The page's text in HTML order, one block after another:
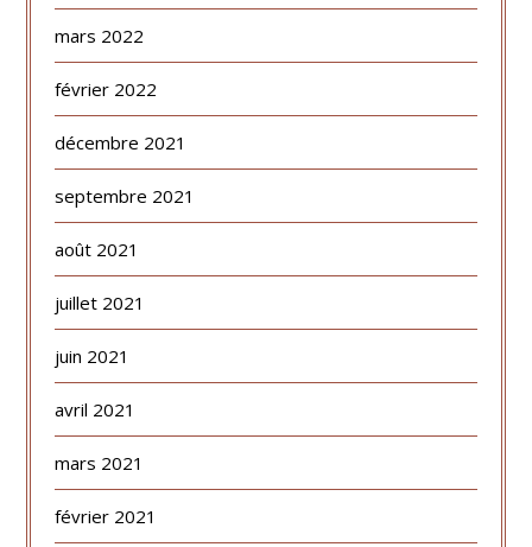
mars 2022
février 2022
décembre 2021
septembre 2021
août 2021
juillet 2021
juin 2021
avril 2021
mars 2021
février 2021